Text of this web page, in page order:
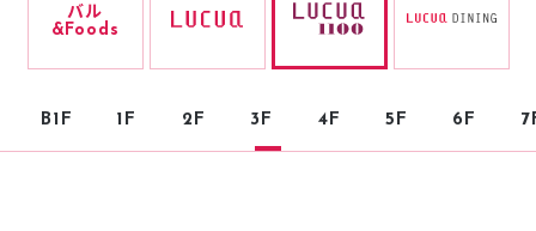
バル
&Foods
B1F 1F 2F 3F 4F 5F 6F